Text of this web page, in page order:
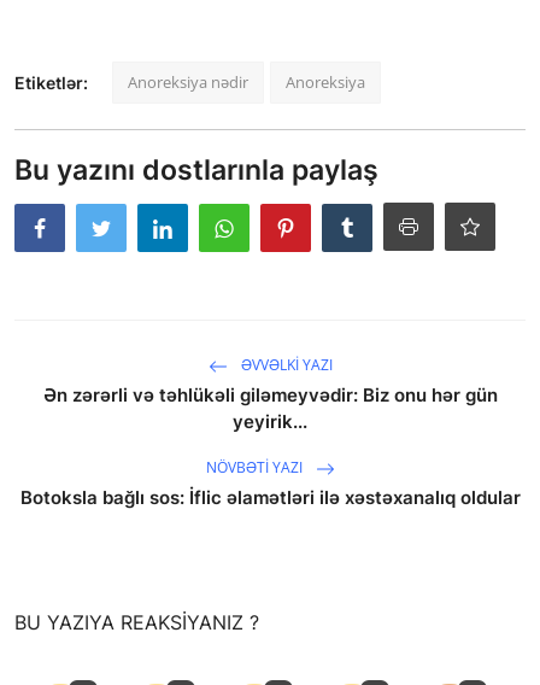
Etiketlər: Anoreksiya nədir Anoreksiya
Bu yazını dostlarınla paylaş
ƏVVƏLKI YAZI
Ən zərərli və təhlükəli giləmeyvədir: Biz onu hər gün
yeyirik...
NÖVBƏTI YAZI
Botoksla bağlı sos: İflic əlamətləri ilə xəstəxanalıq oldular
BU YAZIYA REAKSIYANIZ ?